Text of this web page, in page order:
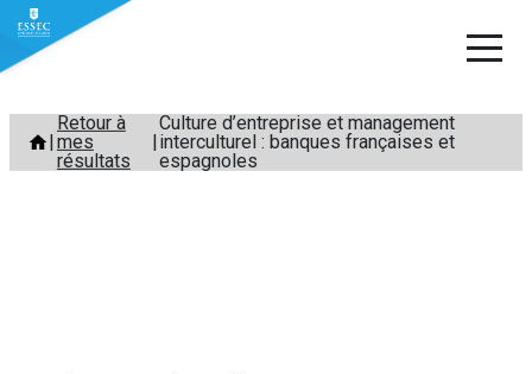
Aller
contenu
Retour à
mes
résultats
Culture d’entreprise et management
interculturel : banques françaises et
espagnoles